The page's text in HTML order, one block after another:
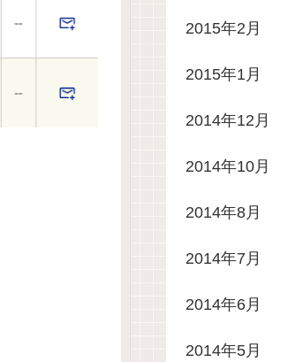
2015年2月
2015年1月
2014年12月
2014年10月
2014年8月
2014年7月
2014年6月
2014年5月